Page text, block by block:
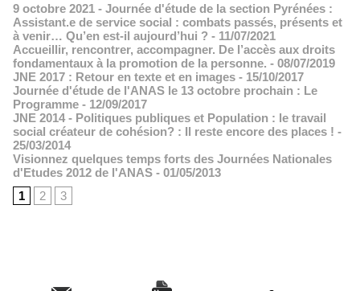
9 octobre 2021 - Journée d'étude de la section Pyrénées :
Assistant.e de service social : combats passés, présents et
à venir… Qu’en est-il aujourd’hui ? - 11/07/2021
Accueillir, rencontrer, accompagner. De l’accès aux droits
fondamentaux à la promotion de la personne. - 08/07/2019
JNE 2017 : Retour en texte et en images - 15/10/2017
Journée d'étude de l'ANAS le 13 octobre prochain : Le
Programme - 12/09/2017
JNE 2014 - Politiques publiques et Population : le travail
social créateur de cohésion? : Il reste encore des places ! -
25/03/2014
Visionnez quelques temps forts des Journées Nationales
d'Etudes 2012 de l'ANAS - 01/05/2013
1
2 3